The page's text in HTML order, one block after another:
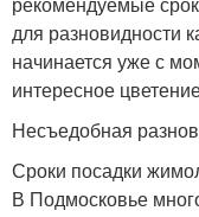
для разновидности
начинается уже с
интересное
Несъедобная
Сроки посадки
В Подмосковье